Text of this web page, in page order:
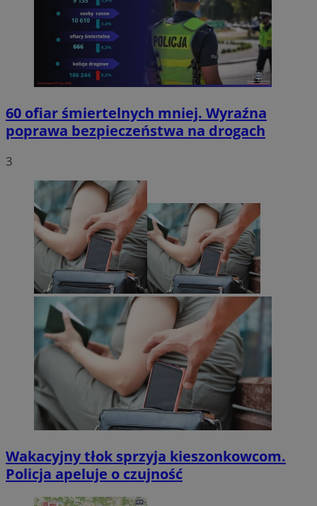
60 ofiar śmiertelnych mniej. Wyraźna
poprawa bezpieczeństwa na drogach
3
Wakacyjny tłok sprzyja kieszonkowcom.
Policja apeluje o czujność